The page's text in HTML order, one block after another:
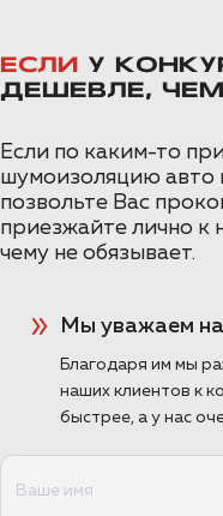
ЕСЛИ
У
ДЕШЕВЛЕ,
Если по каким-то
шумоизоляцию авто
позвольте Вас
приезжайте лично к
чему не обязывает.
Мы уважаем
Благодаря им мы
наших клиентов к
быстрее, а у нас